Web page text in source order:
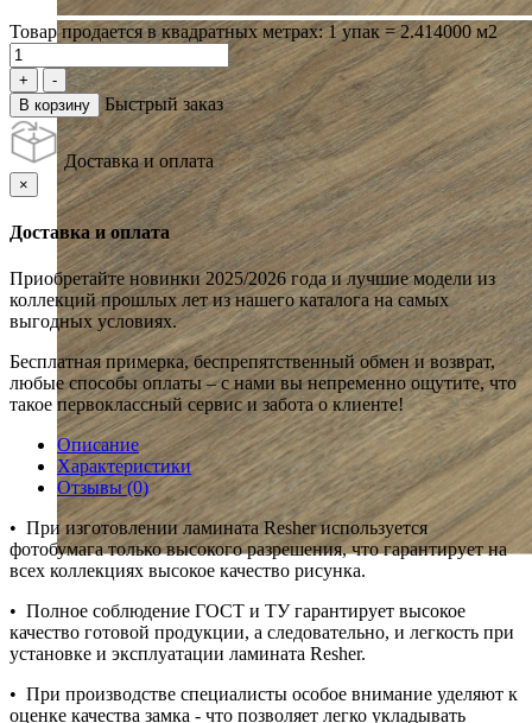
Товар продается в квадратных метрах: 1 упак = 2.414000 м2
В корзину Быстрый заказ
Доставка и оплата
×
Доставка и оплата
Приобретайте новинки 2025/2026 года и лучшие модели из
коллекций прошлых лет из нашего каталога на самых
выгодных условиях.
Бесплатная примерка, беспрепятственный обмен и возврат,
любые способы оплаты – с нами вы непременно ощутите, что
такое первоклассный сервис и забота о клиенте!
Описание
Характеристики
Отзывы (0)
•⁠ ⁠При изготовлении ламината Resher используется
фотобумага только высокого разрешения, что гарантирует на
всех коллекциях высокое качество рисунка.
•⁠ ⁠Полное соблюдение ГОСТ и ТУ гарантирует высокое
качество готовой продукции, а следовательно, и легкость при
установке и эксплуатации ламината Resher.
•⁠ ⁠При производстве специалисты особое внимание уделяют к
оценке качества замка - что позволяет легко укладывать